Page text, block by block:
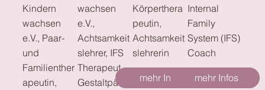
Kindern
wachsen
e.V., Paar-
und
Familienther
apeutin,
wachsen
e.V.,
Achtsamkeit
slehrer, IFS
Therapeut,
Gestaltpäda
Körperthera
peutin,
Achtsamkeit
slehrerin
mehr Infos
Internal
Family
System (IFS)
Coach
mehr Infos